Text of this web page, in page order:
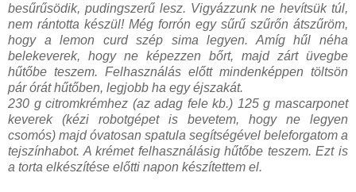
besűrűsödik, pudingszerű lesz. Vigyázzunk ne hevítsük túl,
nem rántotta készül! Még forrón egy sűrű szűrőn átszűröm,
hogy a lemon curd szép sima legyen. Amíg hűl néha
belekeverek, hogy ne képezzen bőrt, majd zárt üvegbe
hűtőbe teszem. Felhasználás előtt mindenképpen töltsön
pár órát hűtőben, legjobb ha egy éjszakát.
230 g citromkrémhez (az adag fele kb.) 125 g mascarponet
keverek (kézi robotgépet is bevetem, hogy ne legyen
csomós) majd óvatosan spatula segítségével beleforgatom a
tejszínhabot. A krémet felhasználásig hűtőbe teszem. Ezt is
a torta elkészítése előtti napon készítettem el.